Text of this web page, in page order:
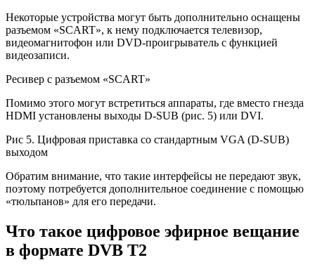
Некоторые устройства могут быть дополнительно оснащены
разъемом «SCART», к нему подключается телевизор,
видеомагнитофон или DVD-проигрыватель с функцией
видеозаписи.
Ресивер с разъемом «SCART»
Помимо этого могут встретиться аппараты, где вместо гнезда
HDMI установлены выходы D-SUB (рис. 5) или DVI.
Рис 5. Цифровая приставка со стандартным VGA (D-SUB)
выходом
Обратим внимание, что такие интерфейсы не передают звук,
поэтому потребуется дополнительное соединение с помощью
«тюльпанов» для его передачи.
Что такое цифровое эфирное вещание
в формате DVB T2